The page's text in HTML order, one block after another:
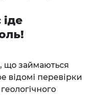
іде
що займаються
відомі перевірки